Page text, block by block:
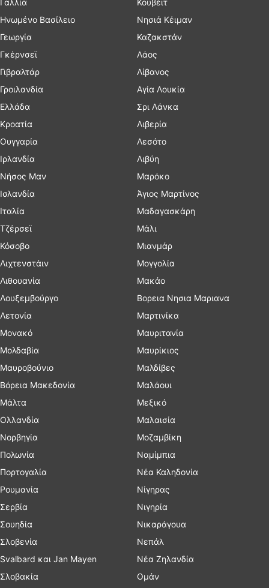
Γαλλία
Ηνωμένο Βασίλειο
Γεωργία
Γκέρνσεϊ
Γιβραλτάρ
Γροιλανδία
Ελλάδα
Κροατία
Ουγγαρία
Ιρλανδία
Νήσος Μαν
Ισλανδία
Ιταλία
Τζέρσεϊ
Κόσοβο
Λιχτενστάιν
Λιθουανία
Λουξεμβούργο
Λετονία
Μονακό
Μολδαβία
Μαυροβούνιο
Βόρεια Μακεδονία
Μάλτα
Ολλανδία
Νορβηγία
Πολωνία
Πορτογαλία
Ρουμανία
Σερβία
Σουηδία
Σλοβενία
Svalbard και Jan Mayen
Σλοβακία
Κουβέιτ
Νησιά Κέιμαν
Καζακστάν
Λάος
Λίβανος
Αγία Λουκία
Σρι Λάνκα
Λιβερία
Λεσότο
Λιβύη
Μαρόκο
Άγιος Μαρτίνος
Μαδαγασκάρη
Μάλι
Μιανμάρ
Μογγολία
Μακάο
Βορεια Νησια Μαριανα
Μαρτινίκα
Μαυριτανία
Μαυρίκιος
Μαλδίβες
Μαλάουι
Μεξικό
Μαλαισία
Μοζαμβίκη
Ναμίμπια
Νέα Καληδονία
Νίγηρας
Νιγηρία
Νικαράγουα
Νεπάλ
Νέα Ζηλανδία
Ομάν